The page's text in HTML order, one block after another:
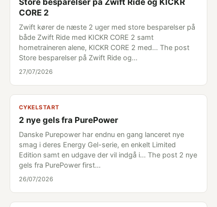
Store besparelser på Zwift Ride og KICKR
CORE 2
Zwift kører de næste 2 uger med store besparelser på
både Zwift Ride med KICKR CORE 2 samt
hometraineren alene, KICKR CORE 2 med... The post
Store besparelser på Zwift Ride og…
27/07/2026
CYKELSTART
2 nye gels fra PurePower
Danske Purepower har endnu en gang lanceret nye
smag i deres Energy Gel-serie, en enkelt Limited
Edition samt en udgave der vil indgå i... The post 2 nye
gels fra PurePower first…
26/07/2026